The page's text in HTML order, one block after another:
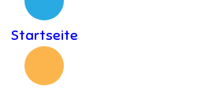
Startseite